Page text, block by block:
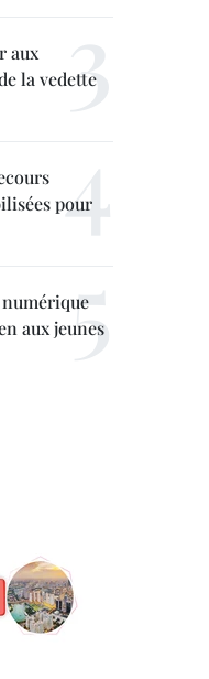
aux
la vedette
pour
aux jeunes